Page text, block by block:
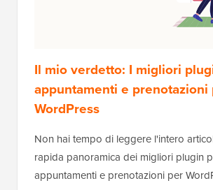
Il mio verdetto: I migliori
appuntamenti e prenotazioni
WordPress
Non hai tempo di leggere l'intero
rapida panoramica dei migliori plugin
appuntamenti e prenotazioni per